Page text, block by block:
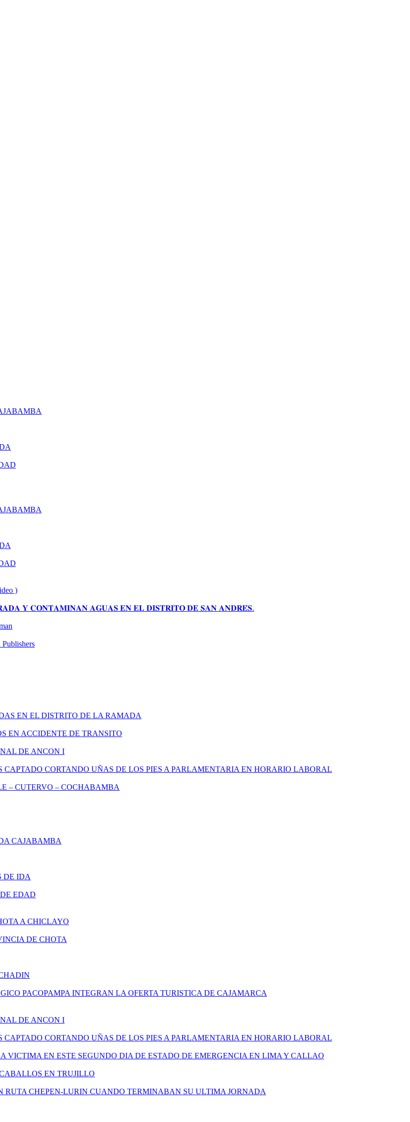
)
𝐘 𝐂𝐎𝐍𝐓𝐀𝐌𝐈𝐍𝐀𝐍 𝐀𝐆𝐔𝐀𝐒 𝐄𝐍 𝐄𝐋 𝐃𝐈𝐒𝐓𝐑𝐈𝐓𝐎 𝐃𝐄 𝐒𝐀𝐍 𝐀𝐍𝐃𝐑𝐄́𝐒.
EN EL DISTRITO DE LA RAMADA
EN ACCIDENTE DE TRANSITO
DE ANCON I
CAPTADO CORTANDO UÑAS DE LOS PIES A PARLAMENTARIA EN HORARIO LABORAL
– CUTERVO – COCHABAMBA
CAJABAMBA
DE IDA
EDAD
A CHICLAYO
DE CHOTA
PACOPAMPA INTEGRAN LA OFERTA TURISTICA DE CAJAMARCA
DE ANCON I
CAPTADO CORTANDO UÑAS DE LOS PIES A PARLAMENTARIA EN HORARIO LABORAL
VICTIMA EN ESTE SEGUNDO DIA DE ESTADO DE EMERGENCIA EN LIMA Y CALLAO
EN TRUJILLO
RUTA CHEPEN-LURIN CUANDO TERMINABAN SU ULTIMA JORNADA